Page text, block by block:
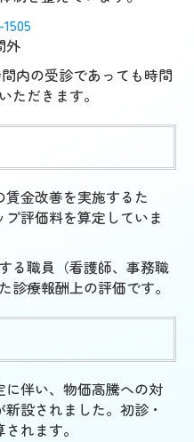
外
内の受診であっても時間
ただきます。
金改善を実施するた
評価料を算定していま
る職員（看護師、事務職
診療報酬上の評価です。
に伴い、物価高騰への対
設されました。 初診・
れます。